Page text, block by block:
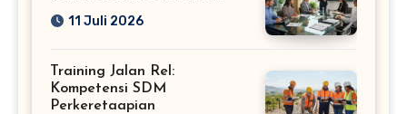
11 Juli 2026
Training Jalan Rel:
Kompetensi SDM
Perkeretaapian